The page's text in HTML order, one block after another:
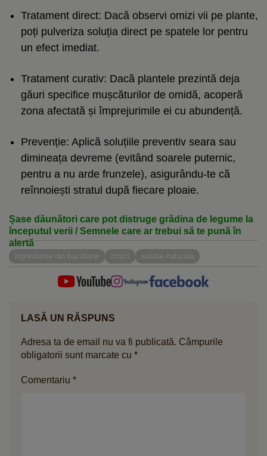
Tratament direct: Dacă observi omizi vii pe plante,
poți pulveriza soluția direct pe spatele lor pentru
un efect imediat.
Tratament curativ: Dacă plantele prezintă deja
găuri specifice mușcăturilor de omidă, acoperă
zona afectată și împrejurimile ei cu abundență.
Prevenție: Aplică soluțiile preventiv seara sau
dimineața devreme (evitând soarele puternic,
pentru a nu arde frunzele), asigurându-te că
reînnoiești stratul după fiecare ploaie.
Șase dăunători care pot distruge grădina de legume la
începutul verii / Semnele care ar trebui să te pună în
alertă
ingrediente din bucatarie omizi solutie naturala
LASĂ UN RĂSPUNS
Adresa ta de email nu va fi publicată. Câmpurile
obligatorii sunt marcate cu *
Comentariu *